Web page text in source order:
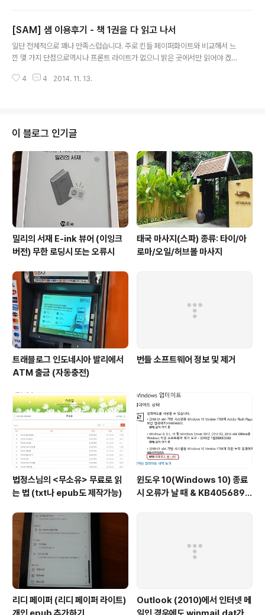
의 빗금 부분에서는 메모가 정말하기 힘듭니다. 오른쪽을 누르면 "선택할 수 없
는 영역"이라고 뜨거나 다음 페이지로 넘어가 버릴 때가 많습니다. 아래쪽을 누
르면 책관련 메뉴가 떠 버립니다. ㅠㅠ상대적으로 위쪽과 왼쪽은 잘 그렇지 않
[SAM] 샘 이용후기 - 책 1권을 다 읽고 나서
일단 전체적으로 꽤나 만족스럽습니다. 주로 킨들 페이퍼화이트와 비교해서 느
낀 몇 가지 단점으로역시나 프론트 라이트가 없으니 밝은 곳에서만 읽어야 겠구
이건 구조의 차이에서 오는 것 같아요. 킨들에서 사용하는 mobi 파일은 하나의
워쓰기 단위인듯. 그래서 메모를 할 때 조사가 꼭 포함됩니다. ㅠㅠ (예: "컴사랑
4 4 2014. 11. 13.
이 블로그 인기글
밀리의 서재 E-ink 뷰어 (이잉크
버전) 무한 로딩시 또는 오류시
태국 마사지(스파) 종류: 타이/아
로마/오일/허브볼 마사지
트래블로그 인도네시아 발리에서
ATM 출금 (자동충전)
번들 소프트웨어 정보 및 제거
법정스님의 <무소유> 무료로 읽
는 법 (txt나 epub도 제작가능)
윈도우 10(Windows 10) 종료
시 오류가 날 때 & KB4056892
리디 페이퍼 (리디 페이퍼 라이트)
Outlook (2010)에서 인터넷 메